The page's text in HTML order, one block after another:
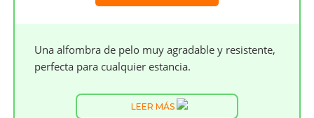
Una alfombra de pelo muy agradable y resistente,
perfecta para cualquier estancia.
LEER MÁS